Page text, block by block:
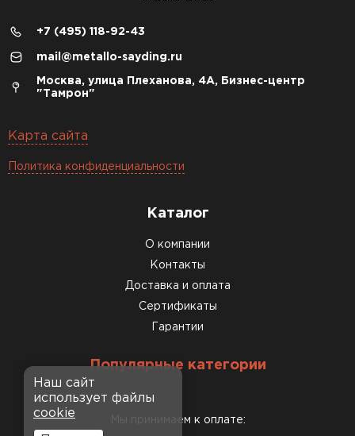
+7 (495) 118-92-43
mail@metallo-sayding.ru
Москва, улица Плеханова, 4А, Бизнес-центр
"Тамрон"
Карта сайта
Политика конфиденциальности
Каталог
О компании
Контакты
Доставка и оплата
Сертификаты
Гарантии
Популярные категории
Мы принимаем к оплате:
Наш сайт
использует файлы
cookie